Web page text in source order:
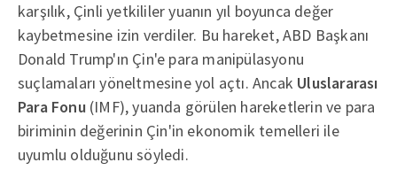
karşılık, Çinli yetkililer yuanın yıl boyunca değer
kaybetmesine izin verdiler. Bu hareket, ABD Başkanı
Donald Trump'ın Çin'e para manipülasyonu
suçlamaları yöneltmesine yol açtı. Ancak Uluslararası
Para Fonu (IMF), yuanda görülen hareketlerin ve para
biriminin değerinin Çin'in ekonomik temelleri ile
uyumlu olduğunu söyledi.